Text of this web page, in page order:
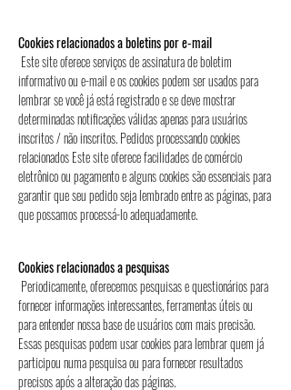
Cookies relacionados a boletins por e-mail
Este site oferece serviços de assinatura de boletim
informativo ou e-mail e os cookies podem ser usados ​​para
lembrar se você já está registrado e se deve mostrar
determinadas notificações válidas apenas para usuários
inscritos / não inscritos. Pedidos processando cookies
relacionados Este site oferece facilidades de comércio
eletrônico ou pagamento e alguns cookies são essenciais para
garantir que seu pedido seja lembrado entre as páginas, para
que possamos processá-lo adequadamente.
Cookies relacionados a pesquisas
Periodicamente, oferecemos pesquisas e questionários para
fornecer informações interessantes, ferramentas úteis ou
para entender nossa base de usuários com mais precisão.
Essas pesquisas podem usar cookies para lembrar quem já
participou numa pesquisa ou para fornecer resultados
precisos após a alteração das páginas.